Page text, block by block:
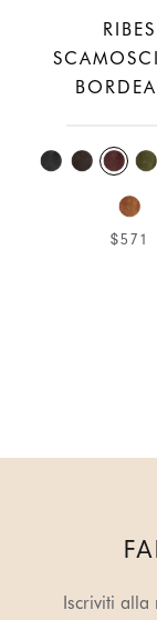
RIBES
$571
Iscriviti alla